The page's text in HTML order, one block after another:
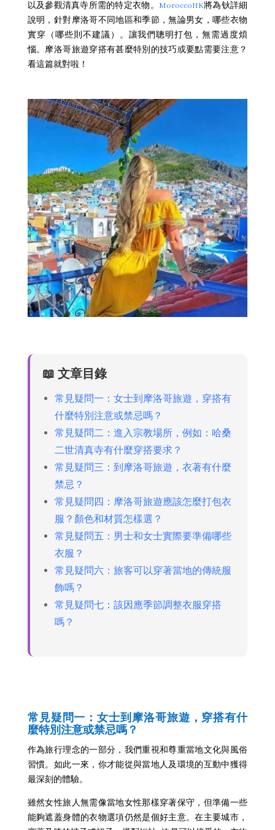
以及參觀清真寺所需的特定衣物。 MoroccoHK將為钬詳細
說明，針對摩洛哥不同地區和季節，無論男女，哪些衣物
實穿（哪些則不建議）。讓我們聰明打包，無需過度煩
惱。摩洛哥旅遊穿搭有甚麼特別的技巧或要點需要注意？
看這篇就對啦！
📖 文章目錄
常見疑問一：女士到摩洛哥旅遊，穿搭有
什麼特別注意或禁忌嗎？
常見疑問二：進入宗教場所，例如：哈桑
二世清真寺有什麼穿搭要求？
常見疑問三：到摩洛哥旅遊，衣著有什麼
禁忌？
常見疑問四：摩洛哥旅遊應該怎麼打包衣
服？顏色和材質怎樣選？
常見疑問五：男士和女士實際要準備哪些
衣服？
常見疑問六：旅客可以穿著當地的傳統服
飾嗎？
常見疑問七：該因應季節調整衣服穿搭
嗎？
常見疑問一：女士到摩洛哥旅遊，穿搭有什
麼特別注意或禁忌嗎？
作為旅行理念的一部分，我們重視和尊重當地文化與風俗
習慣。如此一來，你才能從與當地人及環境的互動中獲得
最深刻的體驗。
雖然女性旅人無需像當地女性那樣穿著保守，但準備一些
能夠遮蓋身體的衣物選項仍然是個好主意。在主要城市，